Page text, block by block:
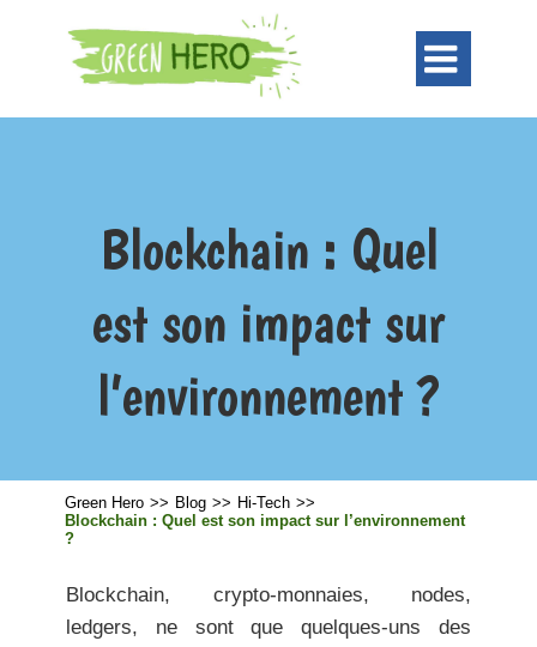

Blockchain : Quel
est son impact sur
l’environnement ?
Green Hero >> Blog >> Hi-Tech >>
Blockchain : Quel est son impact sur l’environnement
?
Blockchain, crypto-monnaies, nodes,
ledgers, ne sont que quelques-uns des